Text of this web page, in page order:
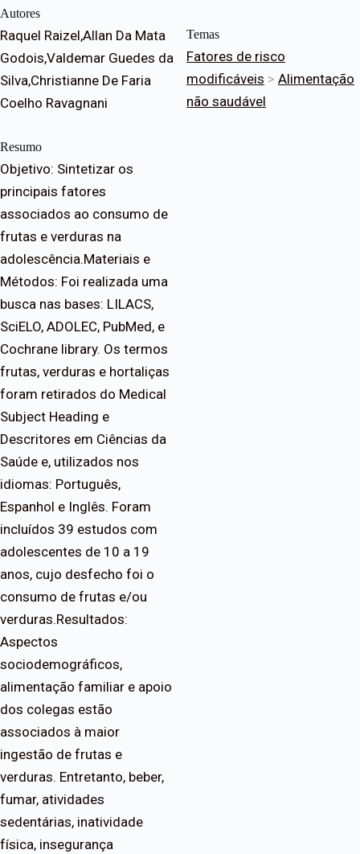
Autores
Raquel Raizel,Allan Da Mata
Godois,Valdemar Guedes da
Silva,Christianne De Faria
Coelho Ravagnani
Resumo
Objetivo: Sintetizar os
principais fatores
associados ao consumo de
frutas e verduras na
adolescência.Materiais e
Métodos: Foi realizada uma
busca nas bases: LILACS,
SciELO, ADOLEC, PubMed, e
Cochrane library. Os termos
frutas, verduras e hortaliças
foram retirados do Medical
Subject Heading e
Descritores em Ciências da
Saúde e, utilizados nos
idiomas: Português,
Espanhol e Inglês. Foram
incluídos 39 estudos com
adolescentes de 10 a 19
anos, cujo desfecho foi o
consumo de frutas e/ou
verduras.Resultados:
Aspectos
sociodemográficos,
alimentação familiar e apoio
dos colegas estão
associados à maior
ingestão de frutas e
verduras. Entretanto, beber,
fumar, atividades
sedentárias, inatividade
física, insegurança
Temas
Fatores de risco
modificáveis > Alimentação
não saudável